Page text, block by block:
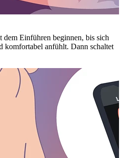
dem Einführen beginnen, bis sich
komfortabel anfühlt. Dann schaltet